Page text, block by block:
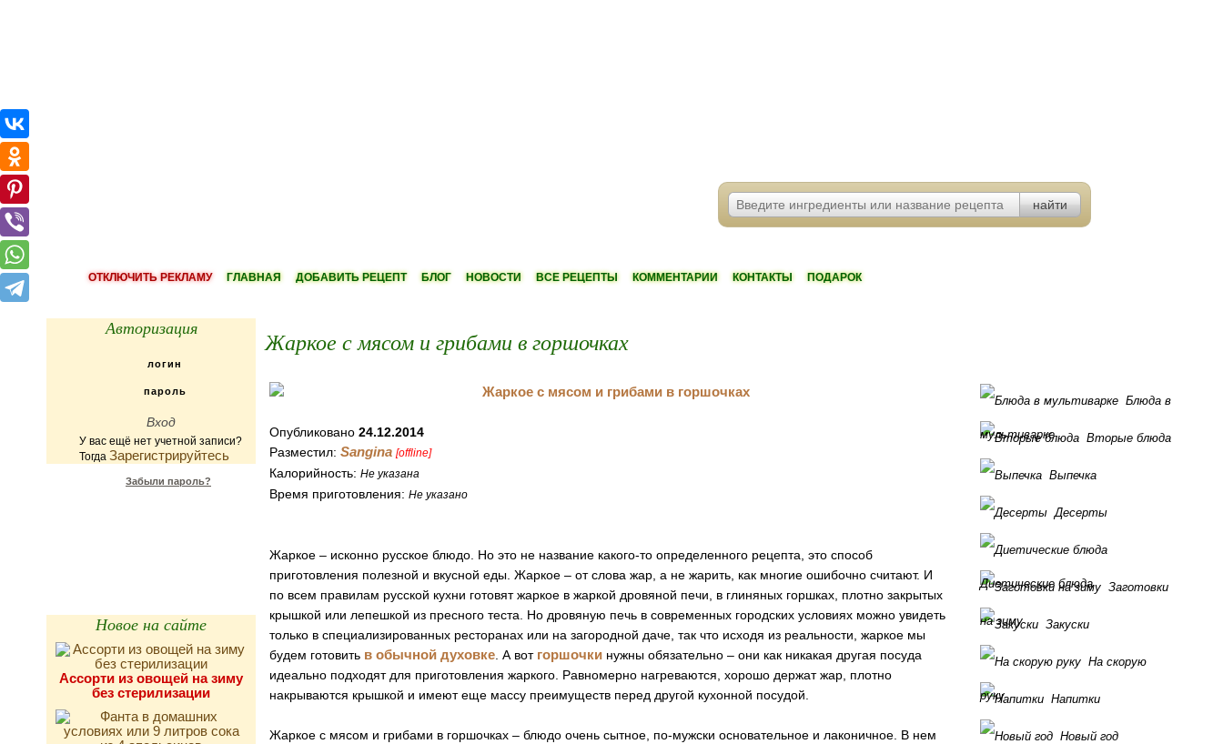
ОТКЛЮЧИТЬ РЕКЛАМУ ГЛАВНАЯ ДОБАВИТЬ РЕЦЕПТ БЛОГ НОВОСТИ ВСЕ РЕЦЕПТЫ КОММЕНТАРИИ КОНТАКТЫ ПОДАРОК
Авторизация
У вас ещё нет учетной записи?
Тогда Зарегистрируйтесь
Забыли пароль?
Новое на сайте
Ассорти из овощей на зиму
без стерилизации
Жаркое с мясом и грибами в горшочках
Опубликовано 24.12.2014
Разместил: Sangina [offline]
Калорийность: Не указана
Время приготовления: Не указано
Жаркое – исконно русское блюдо. Но это не название какого-то определенного рецепта, это способ
приготовления полезной и вкусной еды. Жаркое – от слова жар, а не жарить, как многие ошибочно считают. И
по всем правилам русской кухни готовят жаркое в жаркой дровяной печи, в глиняных горшках, плотно закрытых
крышкой или лепешкой из пресного теста. Но дровяную печь в современных городских условиях можно увидеть
только в специализированных ресторанах или на загородной даче, так что исходя из реальности, жаркое мы
будем готовить в обычной духовке . А вот горшочки нужны обязательно – они как никакая другая посуда
идеально подходят для приготовления жаркого. Равномерно нагреваются, хорошо держат жар, плотно
накрываются крышкой и имеют еще массу преимуществ перед другой кухонной посудой.
Жаркое с мясом и грибами в горшочках – блюдо очень сытное, по-мужски основательное и лаконичное. В нем
Блюда в
мультиварке Вторые блюда
Выпечка
Десерты
Диетические блюда Заготовки
на зиму Закуски
На скорую
руку Напитки
Новый год